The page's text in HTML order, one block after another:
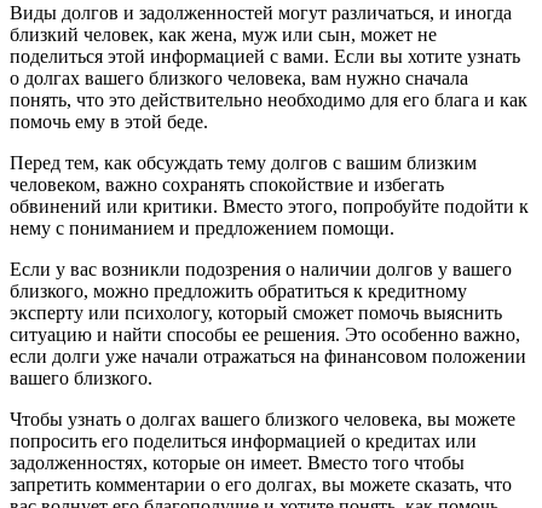
Виды долгов и задолженностей могут различаться, и иногда
близкий человек, как жена, муж или сын, может не
поделиться этой информацией с вами. Если вы хотите узнать
о долгах вашего близкого человека, вам нужно сначала
понять, что это действительно необходимо для его блага и как
помочь ему в этой беде.
Перед тем, как обсуждать тему долгов с вашим близким
человеком, важно сохранять спокойствие и избегать
обвинений или критики. Вместо этого, попробуйте подойти к
нему с пониманием и предложением помощи.
Если у вас возникли подозрения о наличии долгов у вашего
близкого, можно предложить обратиться к кредитному
эксперту или психологу, который сможет помочь выяснить
ситуацию и найти способы ее решения. Это особенно важно,
если долги уже начали отражаться на финансовом положении
вашего близкого.
Чтобы узнать о долгах вашего близкого человека, вы можете
попросить его поделиться информацией о кредитах или
задолженностях, которые он имеет. Вместо того чтобы
запретить комментарии о его долгах, вы можете сказать, что